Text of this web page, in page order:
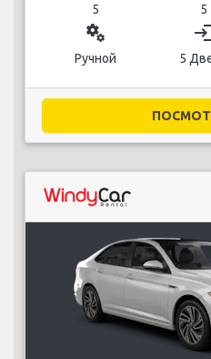
5 5
miscellaneous_services
Ручной 5